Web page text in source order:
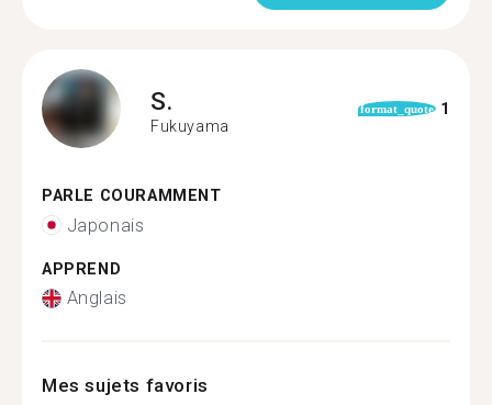
S.
Fukuyama
format_quote 1
PARLE COURAMMENT
Japonais
APPREND
Anglais
Mes sujets favoris